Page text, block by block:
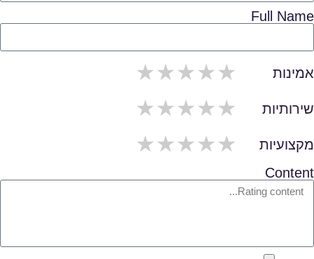
Full Name
אמינות 1/span>
2/span>
3/span>
4/span>
5/span>
שירותיות 1/span>
2/span>
3/span>
4/span>
5/span>
מקצועיות 1/span>
2/span>
3/span>
4/span>
5/span>
Content